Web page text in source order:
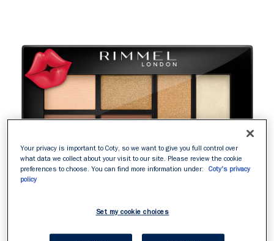
Your privacy is important to Coty, so we want to give you full control over
what data we collect about your visit to our site. Please review the cookie
preferences to choose. You can find more information under:
Coty's privacy
policy
Set my cookie choices